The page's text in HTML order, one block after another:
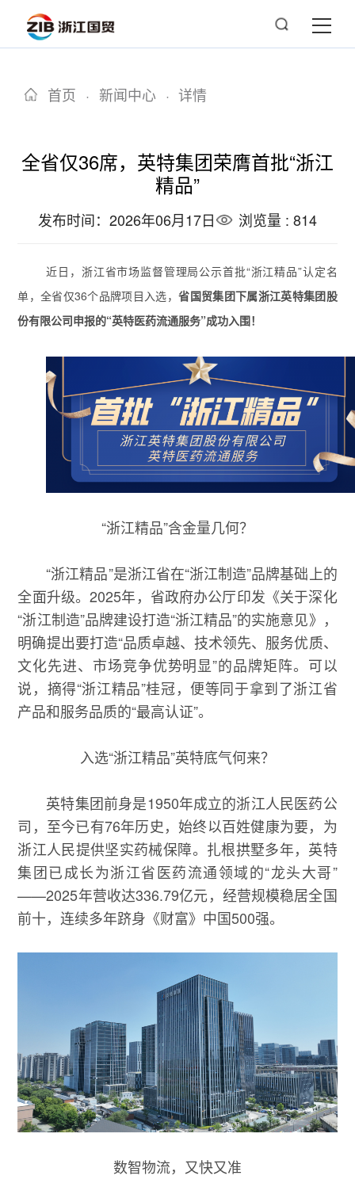
首页 · 新闻中心 · 详情
全省仅36席，英特集团荣膺首批“浙江
精品”
发布时间：2026年06月17日 浏览量 : 814
近日，浙江省市场监督管理局公示首批“浙江精品”认定名
单，全省仅36个品牌项目入选，省国贸集团下属浙江英特集团股
份有限公司申报的“英特医药流通服务”成功入围！
“浙江精品”含金量几何？
“浙江精品”是浙江省在“浙江制造”品牌基础上的
全面升级。2025年，省政府办公厅印发《关于深化
“浙江制造”品牌建设打造“浙江精品”的实施意见》，
明确提出要打造“品质卓越、技术领先、服务优质、
文化先进、市场竞争优势明显”的品牌矩阵。可以
说，摘得“浙江精品”桂冠，便等同于拿到了浙江省
产品和服务品质的“最高认证”。
入选“浙江精品”英特底气何来？
英特集团前身是1950年成立的浙江人民医药公
司，至今已有76年历史，始终以百姓健康为要，为
浙江人民提供坚实药械保障。扎根拱墅多年，英特
集团已成长为浙江省医药流通领域的“龙头大哥”
——2025年营收达336.79亿元，经营规模稳居全国
前十，连续多年跻身《财富》中国500强。
数智物流，又快又准